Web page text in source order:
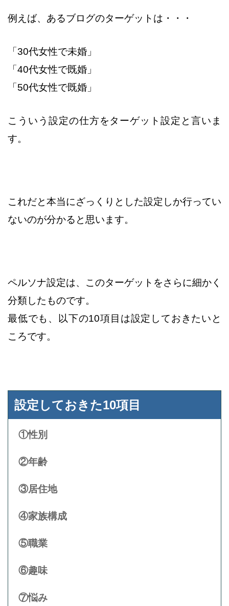
例えば、あるブログのターゲットは・・・
「30代女性で未婚」
「40代女性で既婚」
「50代女性で既婚」
こういう設定の仕方をターゲット設定と言いま
す。
これだと本当にざっくりとした設定しか行ってい
ないのが分かると思います。
ペルソナ設定は、このターゲットをさらに細かく
分類したものです。
最低でも、以下の10項目は設定しておきたいと
ころです。
設定しておきた10項目
①性別
②年齢
③居住地
④家族構成
⑤職業
⑥趣味
⑦悩み